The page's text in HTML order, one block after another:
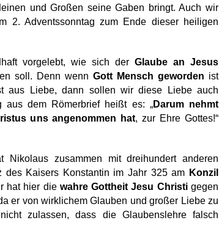
und Großen seine Gaben bringt. Auch wir
2. Adventssonntag zum Ende dieser heiligen
vorgelebt, wie sich der Glaube an Jesus
soll. Denn wenn Gott Mensch geworden ist
aus Liebe, dann sollen wir diese Liebe auch
aus dem Römerbrief heißt es: „Darum nehmt
uns angenommen hat, zur Ehre Gottes!“
Nikolaus zusammen mit dreihundert anderen
des Kaisers Konstantin im Jahr 325 am Konzil
hat hier die wahre Gottheit Jesu Christi gegen
er von wirklichem Glauben und großer Liebe zu
zulassen, dass die Glaubenslehre falsch